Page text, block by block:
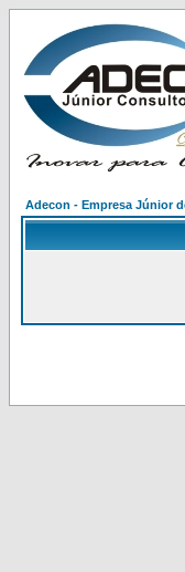
Adecon - Empresa Júnior